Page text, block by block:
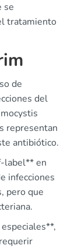
se
tratamiento
de
del
representan
antibiótico.
label** en
infecciones
pero que